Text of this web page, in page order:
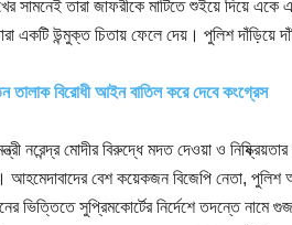
সামনেই তারা জাফরীকে মাটিতে শুইয়ে দিয়ে
একটি উন্মুক্ত চিতায় ফেলে দেয়। পুলিশ দাঁড়িয়ে
তালাক বিরোধী আইন বাতিল করে দেবে কংগ্রেস
নরেন্দ্র মোদীর বিরুদ্ধে মদত দেওয়া ও
আহমেদাবাদের বেশ কয়েকজন বিজেপি নেতা,
ভিত্তিতে সুপ্রিমকোর্টের নির্দেশে তদন্তে নামে